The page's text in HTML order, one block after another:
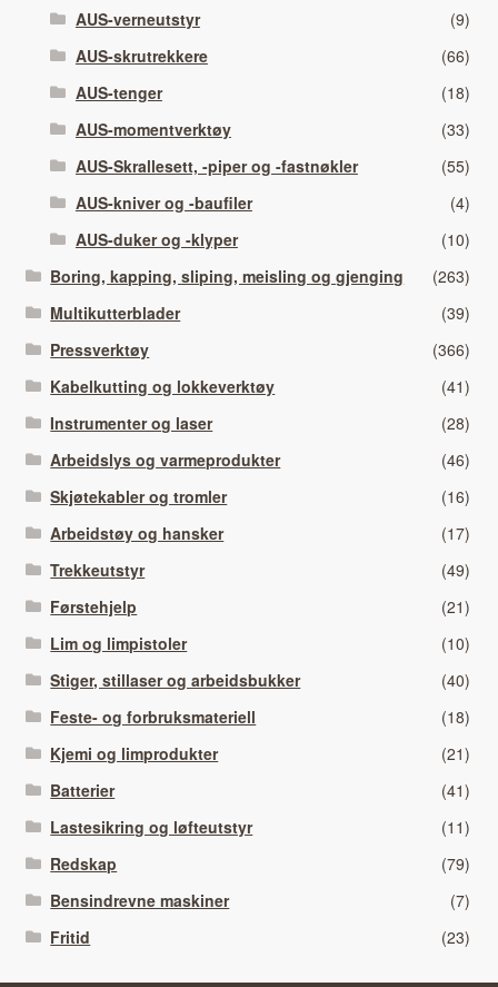
AUS-verneutstyr
(9)
AUS-skrutrekkere
(66)
AUS-tenger
(18)
AUS-momentverktøy
(33)
AUS-Skrallesett, -piper og -fastnøkler
(55)
AUS-kniver og -baufiler
(4)
AUS-duker og -klyper
(10)
Boring, kapping, sliping, meisling og gjenging
(263)
Multikutterblader
(39)
Pressverktøy
(366)
Kabelkutting og lokkeverktøy
(41)
Instrumenter og laser
(28)
Arbeidslys og varmeprodukter
(46)
Skjøtekabler og tromler
(16)
Arbeidstøy og hansker
(17)
Trekkeutstyr
(49)
Førstehjelp
(21)
Lim og limpistoler
(10)
Stiger, stillaser og arbeidsbukker
(40)
Feste- og forbruksmateriell
(18)
Kjemi og limprodukter
(21)
Batterier
(41)
Lastesikring og løfteutstyr
(11)
Redskap
(79)
Bensindrevne maskiner
(7)
Fritid
(23)